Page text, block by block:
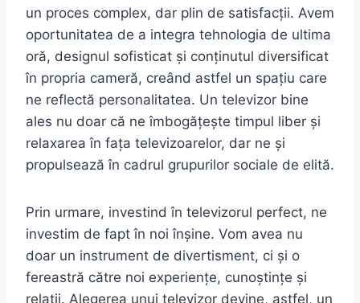
un proces complex, dar plin de satisfacții. Avem
oportunitatea de a integra tehnologia de ultima
oră, designul sofisticat și conținutul diversificat
în propria cameră, creând astfel un spațiu care
ne reflectă personalitatea. Un televizor bine
ales nu doar că ne îmbogățește timpul liber și
relaxarea în fața televizoarelor, dar ne și
propulsează în cadrul grupurilor sociale de elită.
Prin urmare, investind în televizorul perfect, ne
investim de fapt în noi înșine. Vom avea nu
doar un instrument de divertisment, ci și o
fereastră către noi experiențe, cunoștințe și
relații. Alegerea unui televizor devine, astfel, un